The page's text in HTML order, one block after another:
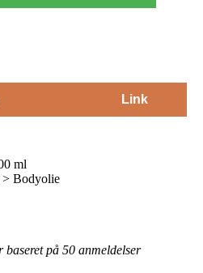
Link
ml
Bodyolie
baseret på 50 anmeldelser